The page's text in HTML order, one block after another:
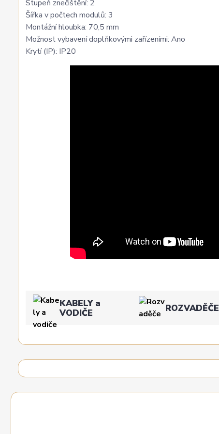
Stupeň znečištění: 2
Šířka v počtech modulů: 3
Montážní hloubka: 70,5 mm
Možnost vybavení doplňkovými zařízeními: Ano
Krytí (IP): IP20
KABELY a
VODIČE
ROZVADĚČE